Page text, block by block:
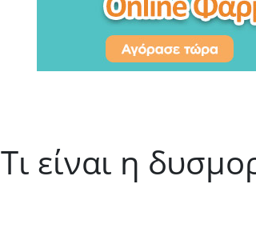
Τι είναι η